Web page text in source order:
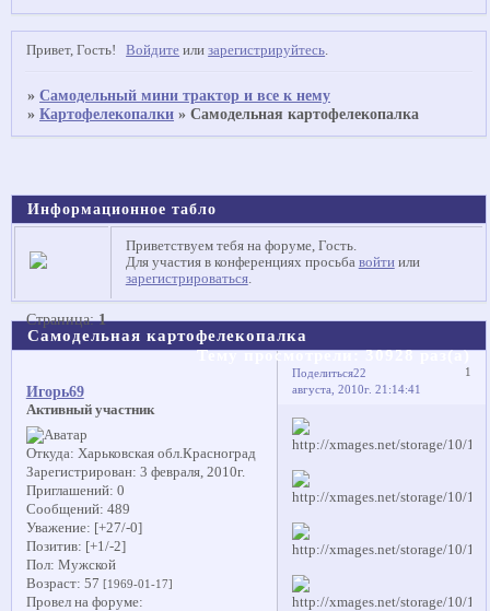
Привет, Гость! Войдите илизарегистрируйтесь.
»Самодельный мини трактор и все к нему
»Картофелекопалки »Самодельная картофелекопалка
Информационное табло
Приветствуем тебя на форуме, Гость.
Для участия в конференциях просьба войтиили
зарегистрироваться.
Самодельная картофелекопалка
Тему просмотрели:30928раз(а)
Страница:1
Поделиться 1
22
августа, 2010г. 21:14:41
Игорь69
Активный участник
Откуда: Харьковская обл.Красноград
Зарегистрирован: 3 февраля, 2010г.
Приглашений: 0
Сообщений: 489
Уважение: [+27/-0]
Позитив: [+1/-2]
Пол: Мужской
Возраст: 57 [1969-01-17]
Провел на форуме: